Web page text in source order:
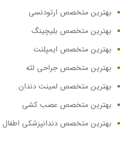
بهترین متخصص ارتودنسی
بهترین متخصص بلیچینگ
بهترین متخصص ایمپلنت
بهترین متخصص جراحی لثه
بهترین متخصص لمینت دندان
بهترین متخصص عصب کشی
بهترین متخصص دندانپزشکی اطفال